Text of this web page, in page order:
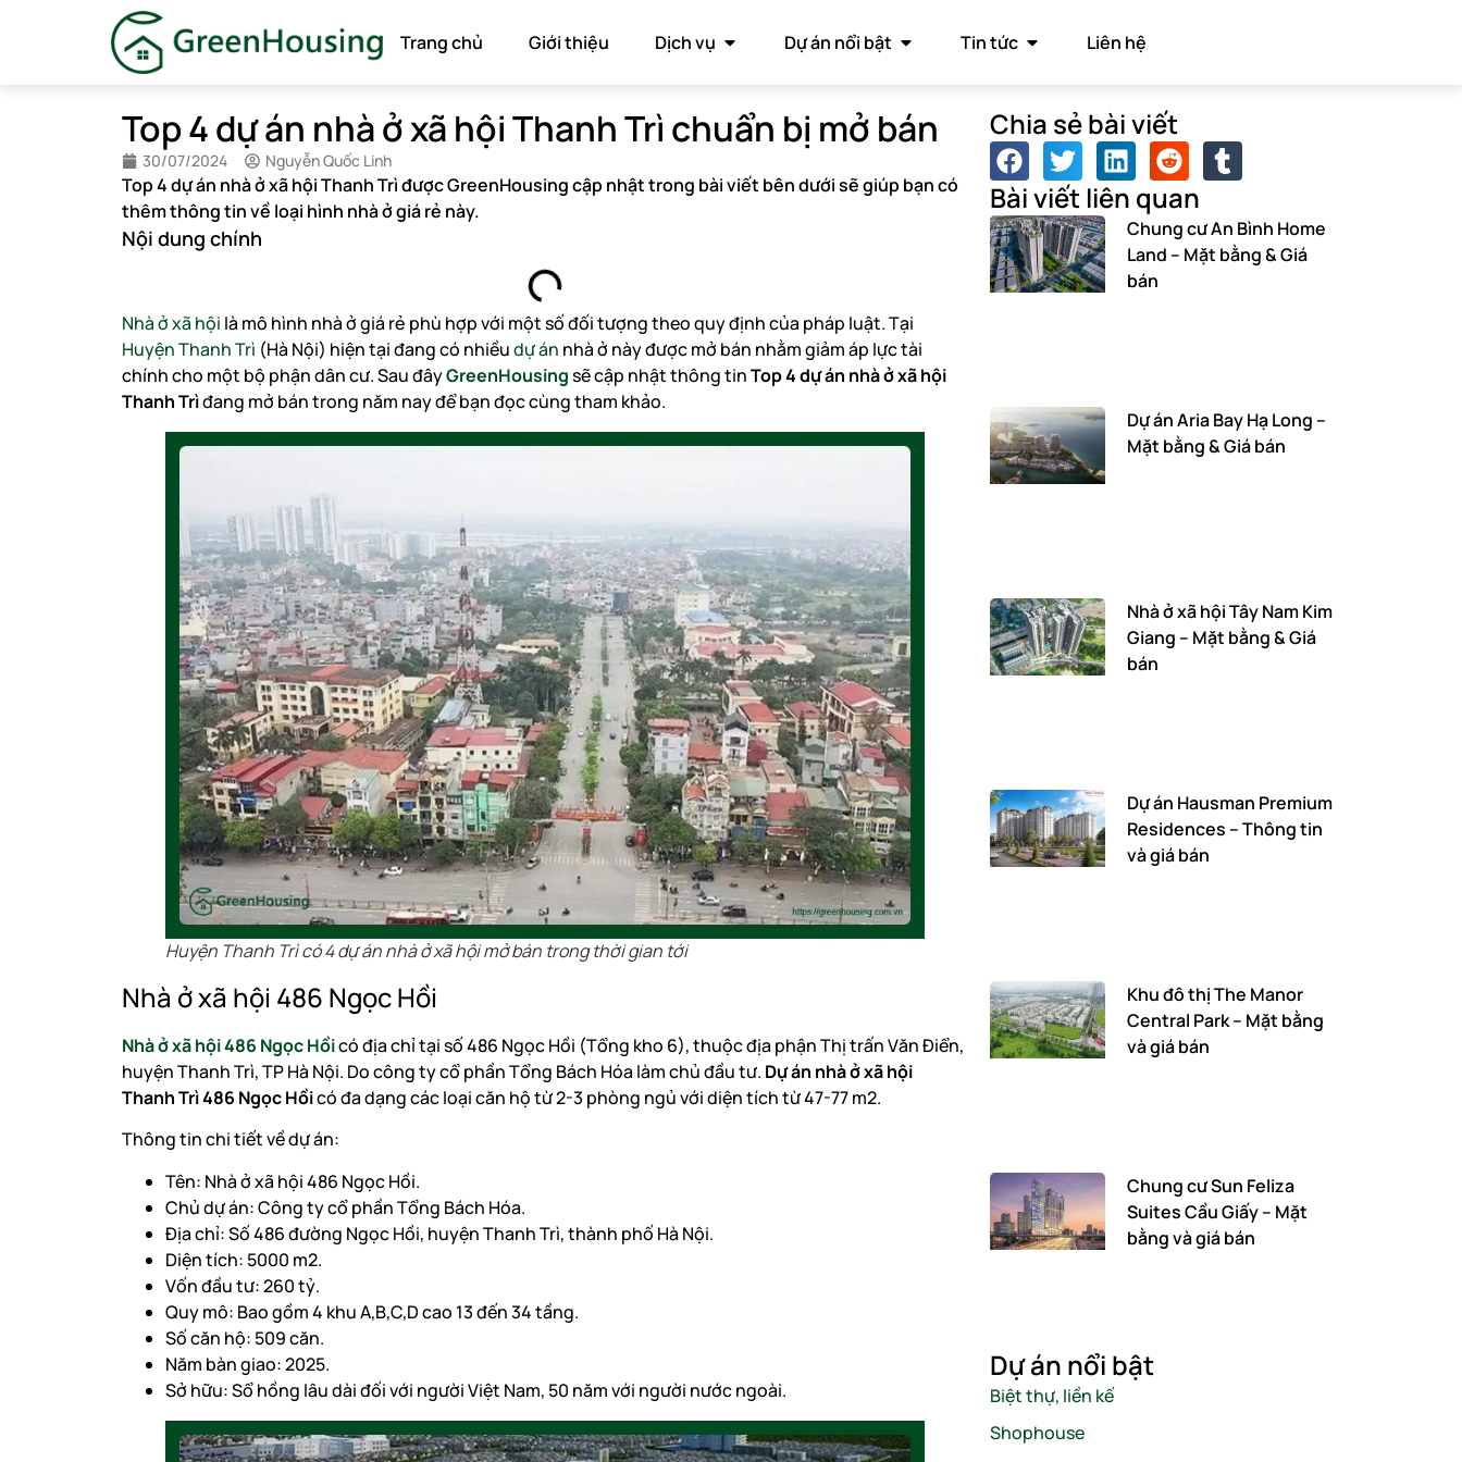
Trang chủ Giới thiệu Dịch vụ Dự án nổi bật Tin tức Liên hệ
Top 4 dự án nhà ở xã hội Thanh Trì chuẩn bị mở bán
30/07/2024 Nguyễn Quốc Linh
Top 4 dự án nhà ở xã hội Thanh Trì được GreenHousing cập nhật trong bài viết bên dưới sẽ giúp bạn có
thêm thông tin về loại hình nhà ở giá rẻ này.
Nội dung chính
Nhà ở xã hội là mô hình nhà ở giá rẻ phù hợp với một số đối tượng theo quy định của pháp luật. Tại
Huyện Thanh Trì (Hà Nội) hiện tại đang có nhiềudự án nhà ở này được mở bán nhằm giảm áp lực tài
chính cho một bộ phận dân cư. Sau đâyGreenHousingsẽ cập nhật thông tinTop 4 dự án nhà ở xã hội
Thanh Trìđang mở bán trong năm nay để bạn đọc cùng tham khảo.
Huyện Thanh Trì có 4 dự án nhà ở xã hội mở bán trong thời gian tới
Nhà ở xã hội 486 Ngọc Hồi
Nhà ở xã hội 486 Ngọc Hồicó địa chỉ tại số 486 Ngọc Hồi (Tổng kho 6), thuộc địa phận Thị trấn Văn Điển,
huyện Thanh Trì, TP Hà Nội. Do công ty cổ phần Tổng Bách Hóa làm chủ đầu tư. Dự án nhà ở xã hội
Thanh Trì 486 Ngọc Hồicó đa dạng các loại căn hộ từ 2-3 phòng ngủ với diện tích từ 47-77 m2.
Thông tin chi tiết về dự án:
Tên: Nhà ở xã hội 486 Ngọc Hồi.
Chủ dự án: Công ty cổ phần Tổng Bách Hóa.
Địa chỉ: Số 486 đường Ngọc Hồi, huyện Thanh Trì, thành phố Hà Nội.
Diện tích: 5000 m2.
Vốn đầu tư: 260 tỷ.
Quy mô: Bao gồm 4 khu A,B,C,D cao 13 đến 34 tầng.
Số căn hộ: 509 căn.
Năm bàn giao: 2025.
Sở hữu: Sổ hồng lâu dài đối với người Việt Nam, 50 năm với người nước ngoài.
Chia sẻ bài viết
Bài viết liên quan
Chung cư An Bình Home
Land – Mặt bằng & Giá
bán
Dự án Aria Bay Hạ Long –
Mặt bằng & Giá bán
Nhà ở xã hội Tây Nam Kim
Giang – Mặt bằng & Giá
bán
Dự án Hausman Premium
Residences – Thông tin
và giá bán
Khu đô thị The Manor
Central Park – Mặt bằng
và giá bán
Chung cư Sun Feliza
Suites Cầu Giấy – Mặt
bằng và giá bán
Dự án nổi bật
Biệt thự, liền kế
Shophouse